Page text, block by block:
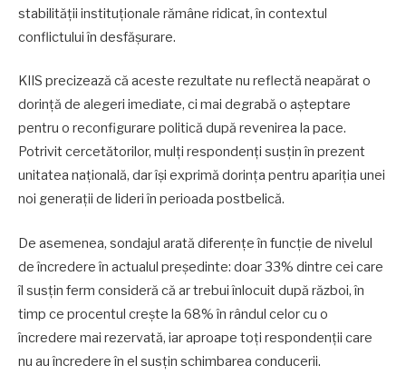
stabilității instituționale rămâne ridicat, în contextul
conflictului în desfășurare.
KIIS precizează că aceste rezultate nu reflectă neapărat o
dorință de alegeri imediate, ci mai degrabă o așteptare
pentru o reconfigurare politică după revenirea la pace.
Potrivit cercetătorilor, mulți respondenți susțin în prezent
unitatea națională, dar își exprimă dorința pentru apariția unei
noi generații de lideri în perioada postbelică.
De asemenea, sondajul arată diferențe în funcție de nivelul
de încredere în actualul președinte: doar 33% dintre cei care
îl susțin ferm consideră că ar trebui înlocuit după război, în
timp ce procentul crește la 68% în rândul celor cu o
încredere mai rezervată, iar aproape toți respondenții care
nu au încredere în el susțin schimbarea conducerii.